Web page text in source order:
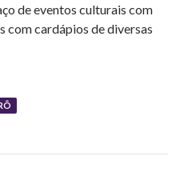
de eventos culturais com
com cardápios de diversas